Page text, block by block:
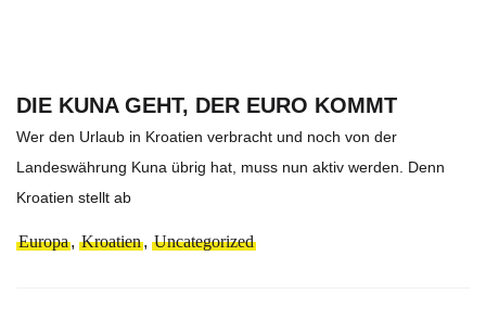
DIE KUNA GEHT, DER EURO KOMMT
Wer den Urlaub in Kroatien verbracht und noch von der
Landeswährung Kuna übrig hat, muss nun aktiv werden. Denn
Kroatien stellt ab
Europa, Kroatien, Uncategorized